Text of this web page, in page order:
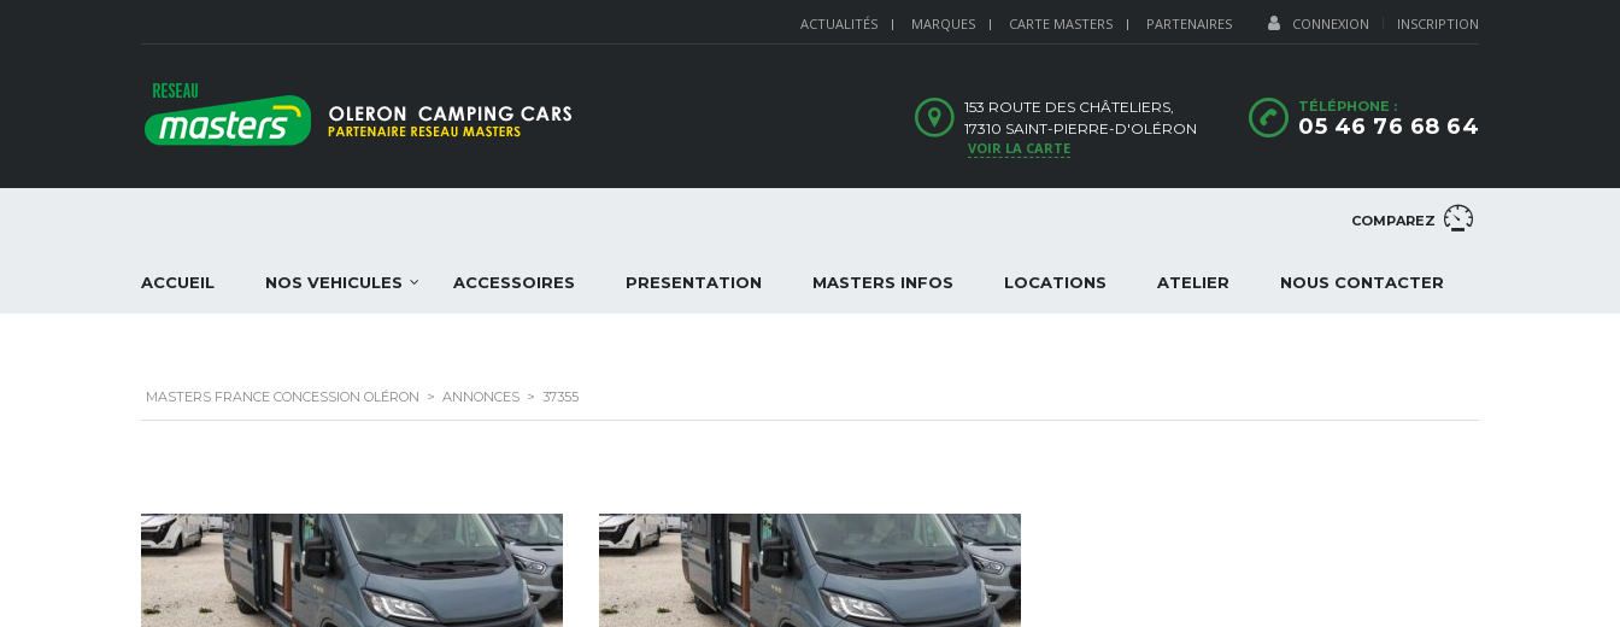
CONNEXION INSCRIPTION
ACTUALITÉS MARQUES CARTE MASTERS PARTENAIRES
TÉLÉPHONE :
05 46 76 68 64
153 ROUTE DES CHÂTELIERS,
17310 SAINT-PIERRE-D'OLÉRON
VOIR LA CARTE
COMPAREZ
ACCUEIL NOS VEHICULES ACCESSOIRES PRESENTATION MASTERS INFOS LOCATIONS ATELIER NOUS CONTACTER
MASTERS FRANCE CONCESSION OLÉRON > ANNONCES > 37355